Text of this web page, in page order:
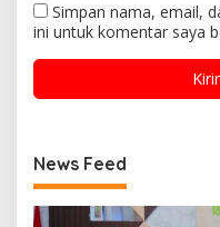
Simpan nama, email,
ini untuk komentar saya
News Feed